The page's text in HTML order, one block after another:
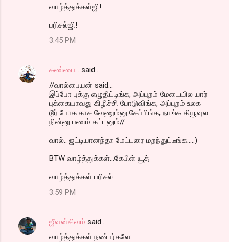
வாழ்த்துக்கள்ஜி!
பரிசல்ஜி!
3:45 PM
கண்ணா..
said…
//வால்பையன் said...
இப்போ புக்கு எழுதிட்டிங்க, அப்புறம் மேடையில யார்
புக்கையாவது கிழிச்சி போடுவிங்க, அப்புறம் உலக
டூர் போக காசு வேணும்னு கேப்பிங்க, நாங்க கியூவுல
நின்னு பணம் கட்டனும்//
வால்.. ஜட்டியானந்தா மேட்டரை மறந்துட்டீங்க....:)
BTW வாழ்த்துக்கள்...கேபிள் யூத்
வாழ்த்துக்கள் பரிசல்
3:59 PM
ஜீவன்சிவம் said…
வாழ்த்துக்கள் நண்பர்களே